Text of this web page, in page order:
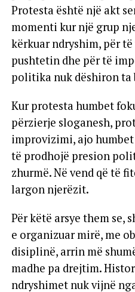
Protesta është një akt
momenti kur një grup
kërkuar ndryshim, për
pushtetin dhe për të
politika nuk dëshiron ta
Kur protesta humbet
përzierje sloganesh,
improvizimi, ajo humbet
të prodhojë presion
zhurmë. Në vend që të
largon njerëzit.
Për këtë arsye them se,
e organizuar mirë, me
disiplinë, arrin më
madhe pa drejtim.
ndryshimet nuk vijnë